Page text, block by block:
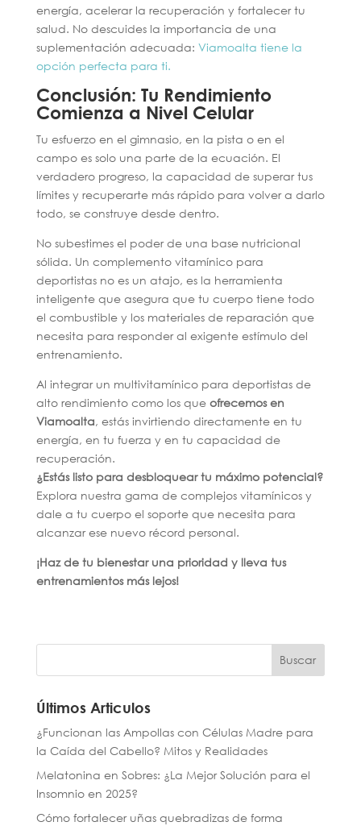
energía, acelerar la recuperación y fortalecer tu
salud. No descuides la importancia de una
suplementación adecuada: Viamoalta tiene la
opción perfecta para ti.
Conclusión: Tu Rendimiento
Comienza a Nivel Celular
Tu esfuerzo en el gimnasio, en la pista o en el
campo es solo una parte de la ecuación. El
verdadero progreso, la capacidad de superar tus
límites y recuperarte más rápido para volver a darlo
todo, se construye desde dentro.
No subestimes el poder de una base nutricional
sólida. Un complemento vitamínico para
deportistas no es un atajo, es la herramienta
inteligente que asegura que tu cuerpo tiene todo
el combustible y los materiales de reparación que
necesita para responder al exigente estímulo del
entrenamiento.
Al integrar un multivitamínico para deportistas de
alto rendimiento como los que ofrecemos en
Viamoalta, estás invirtiendo directamente en tu
energía, en tu fuerza y en tu capacidad de
recuperación.
¿Estás listo para desbloquear tu máximo potencial?
Explora nuestra gama de complejos vitamínicos y
dale a tu cuerpo el soporte que necesita para
alcanzar ese nuevo récord personal.
¡Haz de tu bienestar una prioridad y lleva tus
entrenamientos más lejos!
Buscar
Últimos Articulos
¿Funcionan las Ampollas con Células Madre para
la Caída del Cabello? Mitos y Realidades
Melatonina en Sobres: ¿La Mejor Solución para el
Insomnio en 2025?
Cómo fortalecer uñas quebradizas de forma